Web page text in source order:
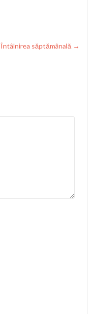
Întâlnirea săptămânală →